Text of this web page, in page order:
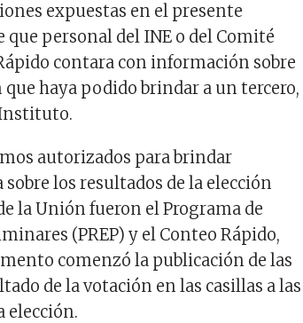
expuestas en el presente
personal del INE o del Comité
contara con información sobre
haya podido brindar a un tercero,
Instituto.
autorizados para brindar
los resultados de la elección
la Unión fueron el Programa de
(PREP) y el Conteo Rápido,
comenzó la publicación de las
de la votación en las casillas a las
elección.